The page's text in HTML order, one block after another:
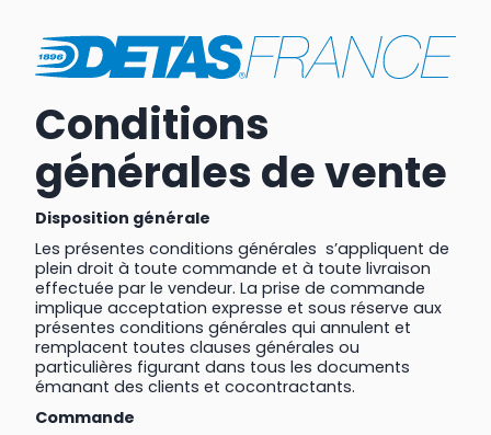
Conditions
générales de vente
Disposition générale
Les présentes conditions générales s’appliquent de
plein droit à toute commande et à toute livraison
effectuée par le vendeur. La prise de commande
implique acceptation expresse et sous réserve aux
présentes conditions générales qui annulent et
remplacent toutes clauses générales ou
particulières figurant dans tous les documents
émanant des clients et cocontractants.
Commande